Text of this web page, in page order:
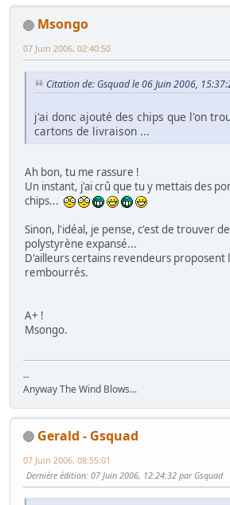
Msongo
07 Juin 2006, 02:40:50
Citation de: Gsquad le 06 Juin 2006,
j'ai donc ajouté des chips que l'on
cartons de livraison ...
Ah bon, tu me rassure !
Un instant, j'ai crû que tu y mettais des
chips...
Sinon, l'idéal, je pense, c'est de trouver
polystyrène expansé...
D'ailleurs certains revendeurs proposent
rembourrés.
A+ !
Msongo.
--
Anyway The Wind Blows...
Gerald - Gsquad
07 Juin 2006, 08:55:01
Dernière édition: 07 Juin 2006, 12:24:32 par Gsquad